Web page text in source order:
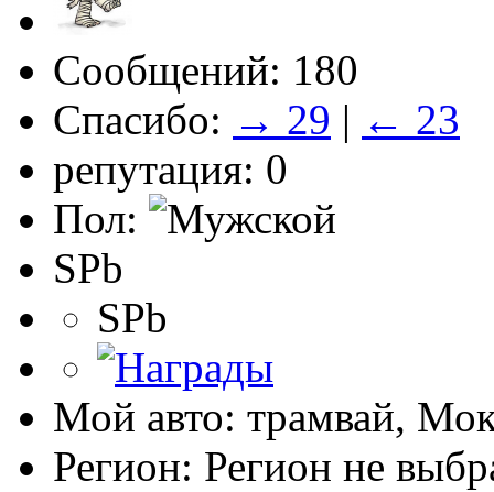
Сообщений: 180
Спасибо: → 29 | ← 23
репутация: 0
Пол:
SPb
SPb
Мой авто: трамвай,
Регион: Регион не